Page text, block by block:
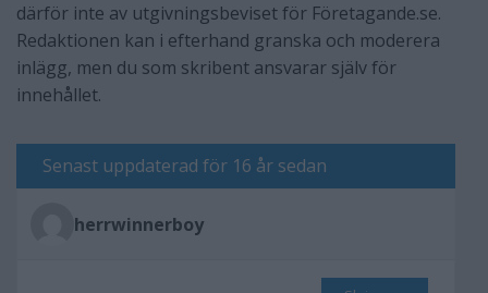
därför inte av utgivningsbeviset för Företagande.se.
Redaktionen kan i efterhand granska och moderera
inlägg, men du som skribent ansvarar själv för
innehållet.
Senast uppdaterad för 16 år sedan
herrwinnerboy